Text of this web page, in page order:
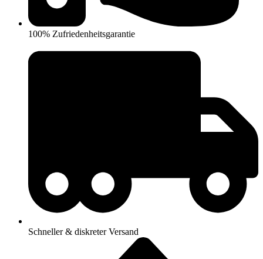
100% Zufriedenheitsgarantie
Schneller & diskreter Versand